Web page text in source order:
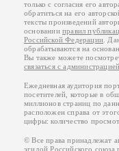
только с согласия его
обратиться на его
тексты произведений
основанииправил
Российской Федерации .
обрабатываются на
Вы также можете
связаться с администрацией
Ежедневная аудитория
посетителей, которые в
миллионов страниц по
расположен справа от
цифры: количество
© Все права принадлежат
эгидойРоссийского союза